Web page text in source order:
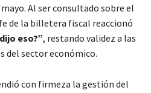
Al ser consultado sobre el
de la billetera fiscal reaccionó
eso?”, restando validez a las
del sector económico.
con firmeza la gestión del